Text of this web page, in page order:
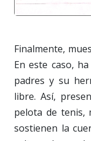
Finalmente,
En este caso,
padres y su
libre. Así,
pelota de tenis,
sostienen la